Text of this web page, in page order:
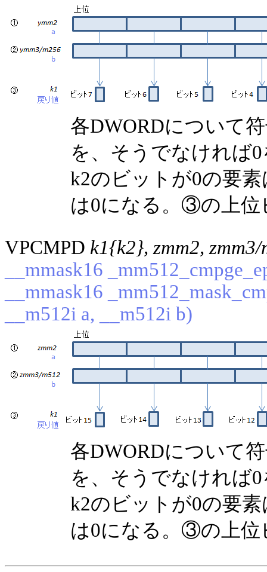
各DWORDについて
を、そうでなければ
k2のビットが0の要
は0になる。③の上位
VPCMPD k1{k2}, zmm2,
__mmask16
__mmask16
__m512i a, __m512i b)
各DWORDについて
を、そうでなければ
k2のビットが0の要
は0になる。③の上位